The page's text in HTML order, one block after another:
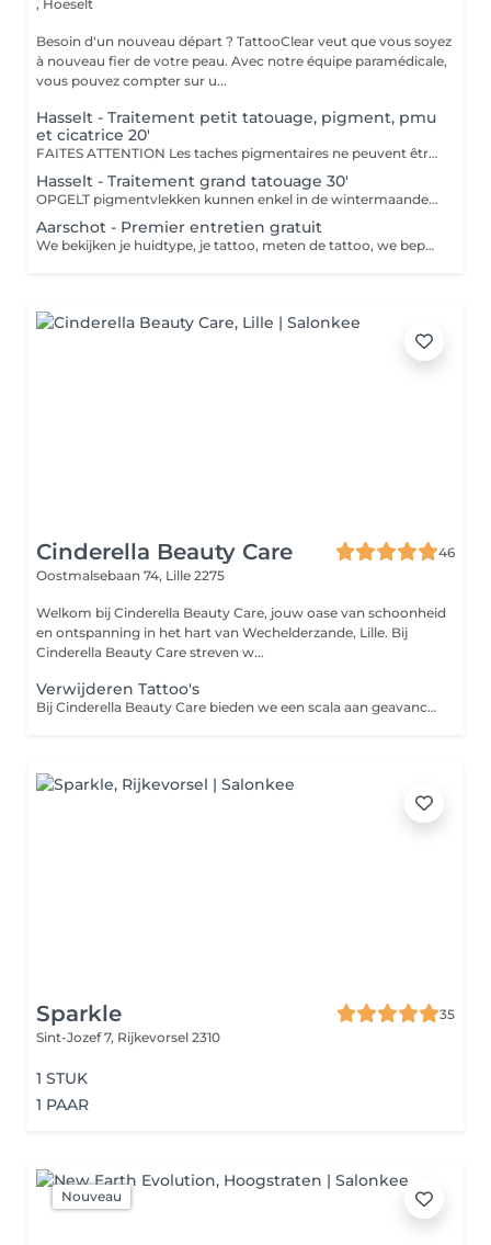
, Hoeselt
Besoin d'un nouveau départ ? TattooClear veut que vous soyez
à nouveau fier de votre peau. Avec notre équipe paramédicale,
vous pouvez compter sur u...
Hasselt - Traitement petit tatouage, pigment, pmu
et cicatrice 20'
FAITES ATTENTION Les taches pigmentaires ne peuvent être traitées qu'en hiver. Il est recommandé de ne pas les exposer au soleil pendant un mois. Les tatouages et les cicatrices peuvent être traités toute l'année.
Hasselt - Traitement grand tatouage 30'
OPGELT pigmentvlekken kunnen enkel in de wintermaanden behandeld worden, deze mogen een dikke maand geen zonlicht hebben. Tattoos en littekens kunnen het hele jaar door behandeld worden.
Aarschot - Premier entretien gratuit
We bekijken je huidtype, je tattoo, meten de tattoo, we bepalen de prijs. Deze is afhankelijk van de afmetingen van de tattoo(s). We leggen je het hele proces uit zodat je goed weet hoe alles in zijn werk gaat. Indien je dan wenst te starten met de behandeling, kunnen we een nieuwe datum vastleggen.
Cinderella Beauty Care
46
Oostmalsebaan 74, Lille 2275
Welkom bij Cinderella Beauty Care, jouw oase van schoonheid
en ontspanning in het hart van Wechelderzande, Lille. Bij
Cinderella Beauty Care streven w...
Verwijderen Tattoo's
Bij Cinderella Beauty Care bieden we een scala aan geavanceerde laserbehandelingen, waaronder gelaatsverjonging met carbon peel en de verwijdering van ongewenste tatoeages. Onze state-of-the-art lasers worden bediend door ervaren professionals en zijn ontworpen om effectief pigmentvlekken, tatoeages en fijne lijntjes aan te pakken. Met onze carbon laser peel-behandeling kunt u genieten van een verjongde huid met een gladdere textuur en een gelijkmatiger teint. We streven naar een comfortabele en doeltreffende ervaring, waarbij we uw specifieke behoeften in acht nemen. Ontdek de transformatie van uw huid en de verwijdering van ongewenste tatoeages, evenals de verjongende voordelen van onze carbon peel-behandeling, bij Cinderella Beauty Care.
Sparkle
35
Sint-Jozef 7, Rijkevorsel 2310
1 STUK
1 PAAR
Nouveau